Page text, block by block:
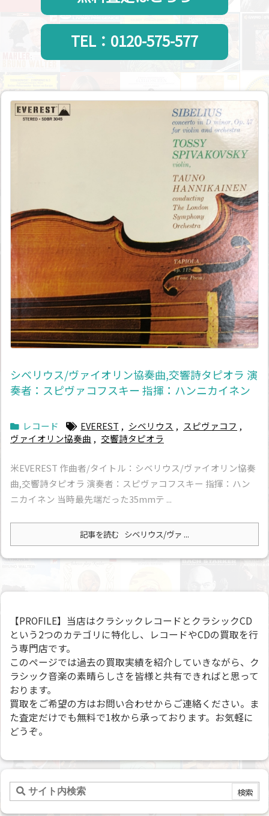
TEL：0120-575-577
シベリウス/ヴァイオリン協奏曲,交響詩タピオラ 演
奏者：スピヴァコフスキー 指揮：ハンニカイネン
レコード EVEREST , シベリウス , スピヴァコフ ,
ヴァイオリン協奏曲 , 交響詩タピオラ
米EVEREST 作曲者/タイトル：シベリウス/ヴァイオリン協奏
曲,交響詩タピオラ 演奏者：スピヴァコフスキー 指揮：ハン
ニカイネン 当時最先端だった35mmテ ...
記事を読む シベリウス/ヴァ ...
【PROFILE】当店はクラシックレコードとクラシックCD
という2つのカテゴリに特化し、レコードやCDの買取を行
う専門店です。
このページでは過去の買取実績を紹介していきながら、ク
ラシック音楽の素晴らしさを皆様と共有できればと思って
おります。
買取をご希望の方はお問い合わせからご連絡ください。ま
た査定だけでも無料で1枚から承っております。お気軽に
どうぞ。